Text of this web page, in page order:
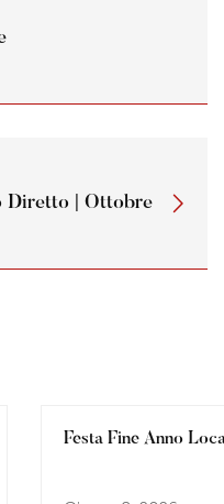
Diretto | Ottobre
Festa Fine Anno